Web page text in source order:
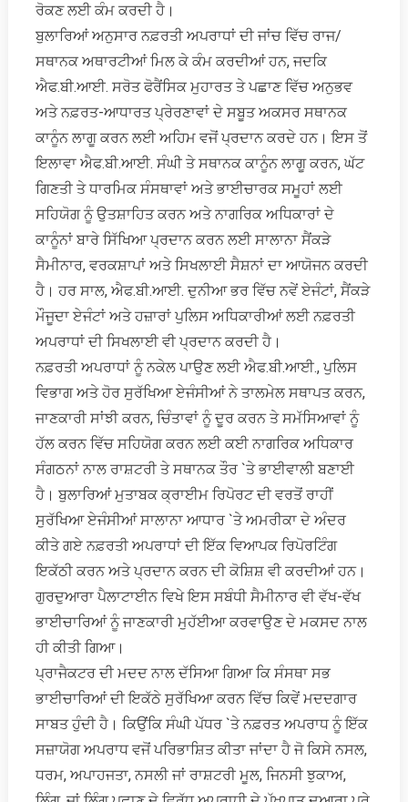
ਰੋਕਣ ਲਈ ਕੰਮ ਕਰਦੀ ਹੈ।
ਬੁਲਾਰਿਆਂ ਅਨੁਸਾਰ ਨਫ਼ਰਤੀ ਅਪਰਾਧਾਂ ਦੀ ਜਾਂਚ ਵਿੱਚ ਰਾਜ/
ਸਥਾਨਕ ਅਥਾਰਟੀਆਂ ਮਿਲ ਕੇ ਕੰਮ ਕਰਦੀਆਂ ਹਨ, ਜਦਕਿ
ਐਫ.ਬੀ.ਆਈ. ਸਰੋਤ ਫੋਰੈਂਸਿਕ ਮੁਹਾਰਤ ਤੇ ਪਛਾਣ ਵਿੱਚ ਅਨੁਭਵ
ਅਤੇ ਨਫ਼ਰਤ-ਆਧਾਰਤ ਪ੍ਰੇਰਣਾਵਾਂ ਦੇ ਸਬੂਤ ਅਕਸਰ ਸਥਾਨਕ
ਕਾਨੂੰਨ ਲਾਗੂ ਕਰਨ ਲਈ ਅਹਿਮ ਵਜੋਂ ਪ੍ਰਦਾਨ ਕਰਦੇ ਹਨ। ਇਸ ਤੋਂ
ਇਲਾਵਾ ਐਫ.ਬੀ.ਆਈ. ਸੰਘੀ ਤੇ ਸਥਾਨਕ ਕਾਨੂੰਨ ਲਾਗੂ ਕਰਨ, ਘੱਟ
ਗਿਣਤੀ ਤੇ ਧਾਰਮਿਕ ਸੰਸਥਾਵਾਂ ਅਤੇ ਭਾਈਚਾਰਕ ਸਮੂਹਾਂ ਲਈ
ਸਹਿਯੋਗ ਨੂੰ ਉਤਸ਼ਾਹਿਤ ਕਰਨ ਅਤੇ ਨਾਗਰਿਕ ਅਧਿਕਾਰਾਂ ਦੇ
ਕਾਨੂੰਨਾਂ ਬਾਰੇ ਸਿੱਖਿਆ ਪ੍ਰਦਾਨ ਕਰਨ ਲਈ ਸਾਲਾਨਾ ਸੈਂਕੜੇ
ਸੈਮੀਨਾਰ, ਵਰਕਸ਼ਾਪਾਂ ਅਤੇ ਸਿਖਲਾਈ ਸੈਸ਼ਨਾਂ ਦਾ ਆਯੋਜਨ ਕਰਦੀ
ਹੈ। ਹਰ ਸਾਲ, ਐਫ.ਬੀ.ਆਈ. ਦੁਨੀਆ ਭਰ ਵਿੱਚ ਨਵੇਂ ਏਜੰਟਾਂ, ਸੈਂਕੜੇ
ਮੌਜੂਦਾ ਏਜੰਟਾਂ ਅਤੇ ਹਜ਼ਾਰਾਂ ਪੁਲਿਸ ਅਧਿਕਾਰੀਆਂ ਲਈ ਨਫ਼ਰਤੀ
ਅਪਰਾਧਾਂ ਦੀ ਸਿਖਲਾਈ ਵੀ ਪ੍ਰਦਾਨ ਕਰਦੀ ਹੈ।
ਨਫ਼ਰਤੀ ਅਪਰਾਧਾਂ ਨੂੰ ਨਕੇਲ ਪਾਉਣ ਲਈ ਐਫ.ਬੀ.ਆਈ., ਪੁਲਿਸ
ਵਿਭਾਗ ਅਤੇ ਹੋਰ ਸੁਰੱਖਿਆ ਏਜੰਸੀਆਂ ਨੇ ਤਾਲਮੇਲ ਸਥਾਪਤ ਕਰਨ,
ਜਾਣਕਾਰੀ ਸਾਂਝੀ ਕਰਨ, ਚਿੰਤਾਵਾਂ ਨੂੰ ਦੂਰ ਕਰਨ ਤੇ ਸਮੱਸਿਆਵਾਂ ਨੂੰ
ਹੱਲ ਕਰਨ ਵਿੱਚ ਸਹਿਯੋਗ ਕਰਨ ਲਈ ਕਈ ਨਾਗਰਿਕ ਅਧਿਕਾਰ
ਸੰਗਠਨਾਂ ਨਾਲ ਰਾਸ਼ਟਰੀ ਤੇ ਸਥਾਨਕ ਤੌਰ `ਤੇ ਭਾਈਵਾਲੀ ਬਣਾਈ
ਹੈ। ਬੁਲਾਰਿਆਂ ਮੁਤਾਬਕ ਕ੍ਰਾਈਮ ਰਿਪੋਰਟ ਦੀ ਵਰਤੋਂ ਰਾਹੀਂ
ਸੁਰੱਖਿਆ ਏਜੰਸੀਆਂ ਸਾਲਾਨਾ ਆਧਾਰ `ਤੇ ਅਮਰੀਕਾ ਦੇ ਅੰਦਰ
ਕੀਤੇ ਗਏ ਨਫ਼ਰਤੀ ਅਪਰਾਧਾਂ ਦੀ ਇੱਕ ਵਿਆਪਕ ਰਿਪੋਰਟਿੰਗ
ਇਕੱਠੀ ਕਰਨ ਅਤੇ ਪ੍ਰਦਾਨ ਕਰਨ ਦੀ ਕੋਸ਼ਿਸ਼ ਵੀ ਕਰਦੀਆਂ ਹਨ।
ਗੁਰਦੁਆਰਾ ਪੈਲਾਟਾਈਨ ਵਿਖੇ ਇਸ ਸਬੰਧੀ ਸੈਮੀਨਾਰ ਵੀ ਵੱਖ-ਵੱਖ
ਭਾਈਚਾਰਿਆਂ ਨੂੰ ਜਾਣਕਾਰੀ ਮੁਹੱਈਆ ਕਰਵਾਉਣ ਦੇ ਮਕਸਦ ਨਾਲ
ਹੀ ਕੀਤੀ ਗਿਆ।
ਪ੍ਰਾਜੈਕਟਰ ਦੀ ਮਦਦ ਨਾਲ ਦੱਸਿਆ ਗਿਆ ਕਿ ਸੰਸਥਾ ਸਭ
ਭਾਈਚਾਰਿਆਂ ਦੀ ਇਕੱਠੇ ਸੁਰੱਖਿਆ ਕਰਨ ਵਿੱਚ ਕਿਵੇਂ ਮਦਦਗਾਰ
ਸਾਬਤ ਹੁੰਦੀ ਹੈ। ਕਿਉਂਕਿ ਸੰਘੀ ਪੱਧਰ `ਤੇ ਨਫ਼ਰਤ ਅਪਰਾਧ ਨੂੰ ਇੱਕ
ਸਜ਼ਾਯੋਗ ਅਪਰਾਧ ਵਜੋਂ ਪਰਿਭਾਸ਼ਿਤ ਕੀਤਾ ਜਾਂਦਾ ਹੈ ਜੋ ਕਿਸੇ ਨਸਲ,
ਧਰਮ, ਅਪਾਹਜਤਾ, ਨਸਲੀ ਜਾਂ ਰਾਸ਼ਟਰੀ ਮੂਲ, ਜਿਨਸੀ ਝੁਕਾਅ,